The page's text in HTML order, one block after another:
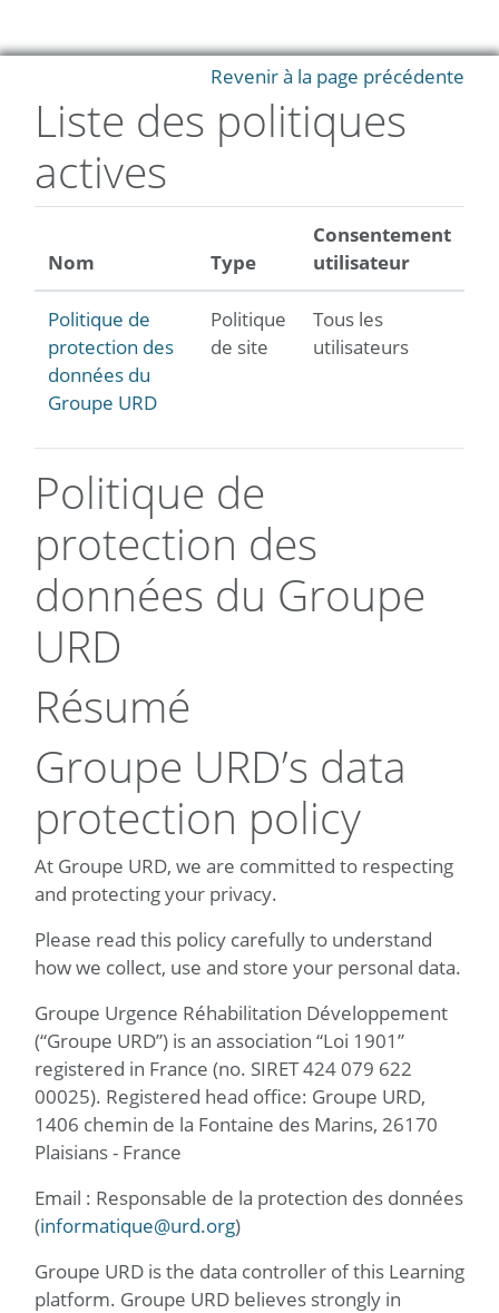
Revenir à la page précédente
Liste des politiques
actives
Nom Type
Consentement
utilisateur
Politique de
protection des
données du
Groupe URD
Politique
de site
Tous les
utilisateurs
Politique de
protection des
données du Groupe
URD
Résumé
Groupe URD’s data
protection policy
At Groupe URD, we are committed to respecting
and protecting your privacy.
Please read this policy carefully to understand
how we collect, use and store your personal data.
Groupe Urgence Réhabilitation Développement
(“Groupe URD”) is an association “Loi 1901”
registered in France (no. SIRET 424 079 622
00025). Registered head office: Groupe URD,
1406 chemin de la Fontaine des Marins, 26170
Plaisians - France
Email : Responsable de la protection des données
(informatique@urd.org)
Groupe URD is the data controller of this Learning
platform. Groupe URD believes strongly in